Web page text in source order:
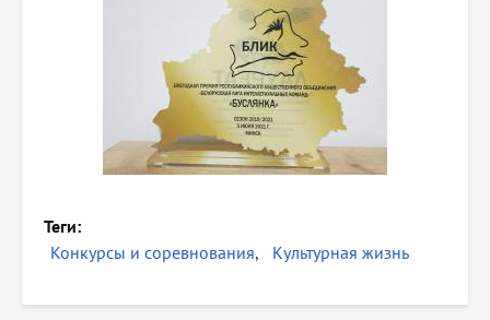
Теги
Конкурсы и соревнования
Культурная жизнь